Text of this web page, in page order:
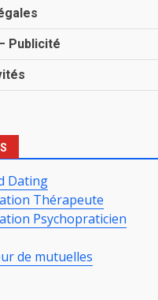
Publicité
Dating
Thérapeute
Psychopraticien
de mutuelles